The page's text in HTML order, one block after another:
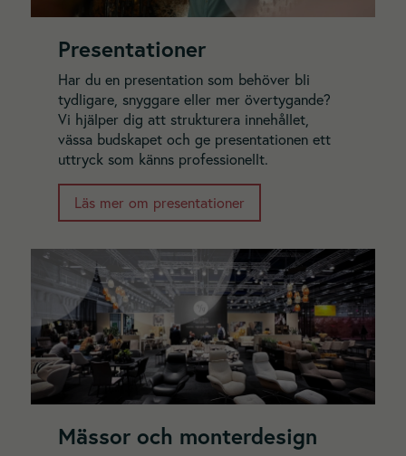
Presentationer
Har du en presentation som behöver bli
tydligare, snyggare eller mer övertygande?
Vi hjälper dig att strukturera innehållet,
vässa budskapet och ge presentationen ett
uttryck som känns professionellt.
Läs mer om presentationer
Mässor och monterdesign